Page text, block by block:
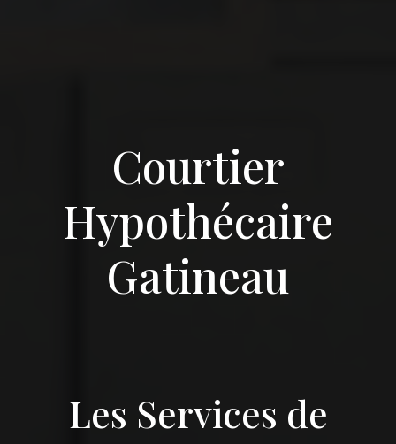
Courtier
Hypothécaire
Gatineau
Les Services de